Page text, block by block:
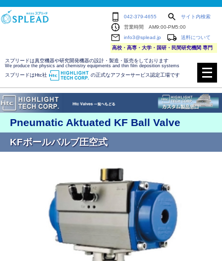
042-379-4655
サイト内検索
営業時間 AM9:00-PM5:00
info3@splead.jp
送料について
高校・高専・大学・国研・民間研究機関 専門
スプリードは真空機器や研究開発機器の設計・製造・販売をしております
We produce the physics and chemistry equipments and thin film deposition systems
スプリードはHtc社 の正式なアフターサービス認定工場です
メ
ニ
ュ
ー
を
開
く
Pneumatic Aktuated KF Ball Valve
KFボールバルブ圧空式